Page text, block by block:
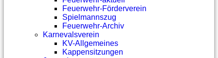
Feuerwehr-Förderverein
Spielmannszug
Feuerwehr-Archiv
Karnevalsverein
KV-Allgemeines
Kappensitzungen